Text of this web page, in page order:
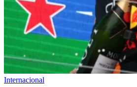
Internacional